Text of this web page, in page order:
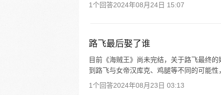
1个回答2024年08月24日 15:07
路飞最后娶了谁
目前《海贼王》尚未完结，关于路飞最终
到路飞与女帝汉库克、鸡腿等不同的可能性
1个回答2024年08月23日 03:13